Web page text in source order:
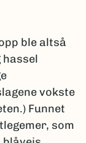
ble altså
vokste
Funnet
som